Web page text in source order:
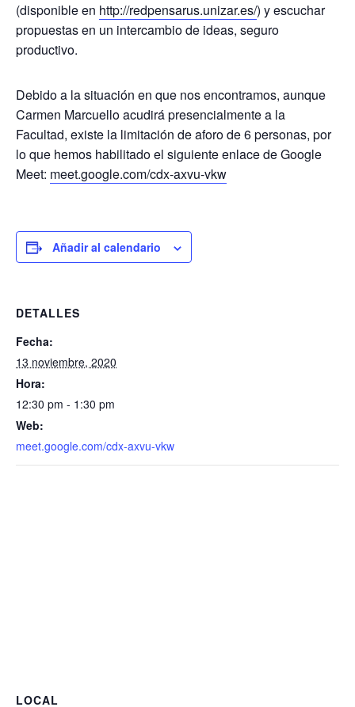
(disponible en http://redpensarus.unizar.es/) y escuchar
propuestas en un intercambio de ideas, seguro
productivo.
Debido a la situación en que nos encontramos, aunque
Carmen Marcuello acudirá presencialmente a la
Facultad, existe la limitación de aforo de 6 personas, por
lo que hemos habilitado el siguiente enlace de Google
Meet: meet.google.com/cdx-axvu-vkw
Añadir al calendario
DETALLES
Fecha:
13 noviembre, 2020
Hora:
12:30 pm - 1:30 pm
Web:
meet.google.com/cdx-axvu-vkw
LOCAL